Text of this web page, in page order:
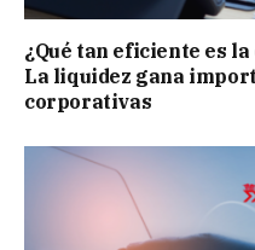
¿Qué tan eficiente es
La liquidez gana
corporativas